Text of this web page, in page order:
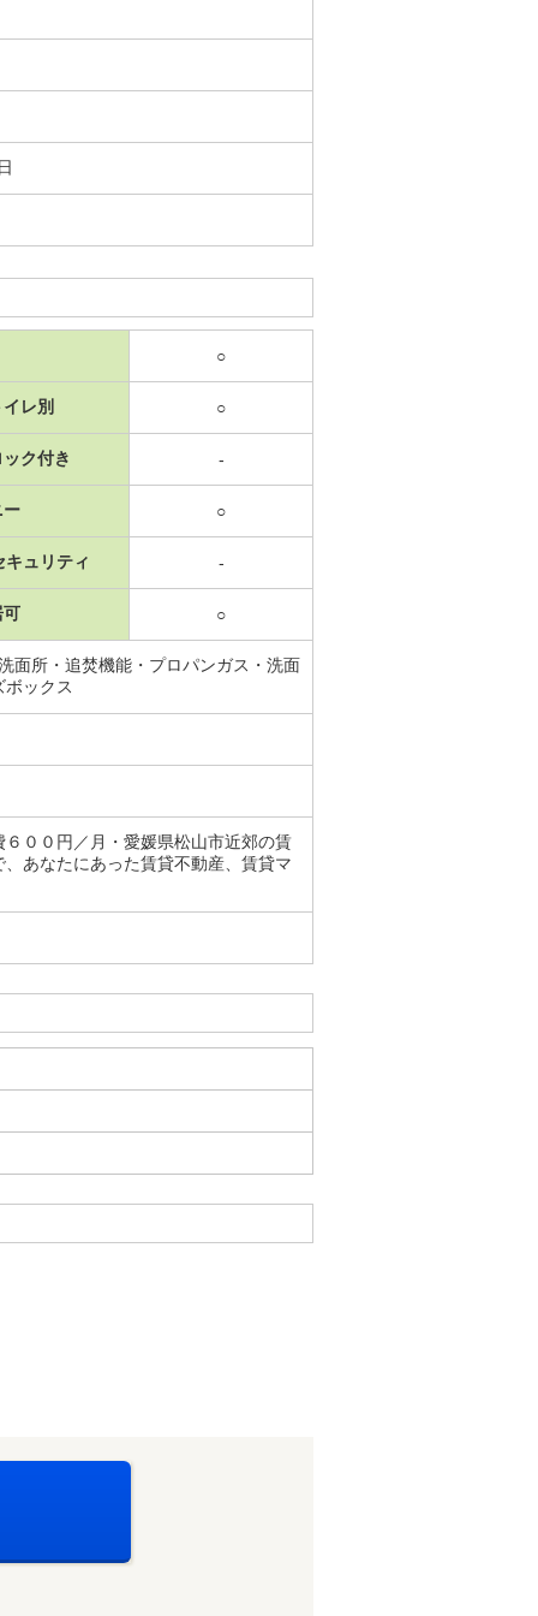
○
レ別 ○
ク付き -
ー ○
キュリティ -
可 ○
面所・追焚機能・プロパンガス・洗面
ックス
００円／月・愛媛県松山市近郊の賃
あなたにあった賃貸不動産、賃貸マ